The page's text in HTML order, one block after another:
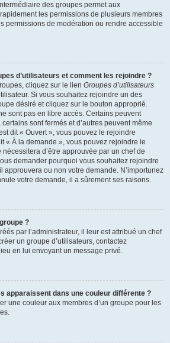
des groupes permet aux
les permissions de plusieurs membres
permissions de modération ou rendre accessible
d’utilisateurs et comment les rejoindre ?
cliquez sur le lien Groupes d’utilisateurs
Si vous souhaitez rejoindre un des
désiré et cliquez sur le bouton approprié.
sont pas en libre accès. Certains peuvent
sont fermés et d’autres peuvent même
dit « Ouvert », vous pouvez le rejoindre
« À la demande », vous pouvez rejoindre le
d’être approuvée par un chef de
demander pourquoi vous souhaitez rejoindre
approuvera ou non votre demande. N’importunez
votre demande, il a sûrement ses raisons.
?
par l’administrateur, il leur est attribué un chef
un groupe d’utilisateurs, contactez
en lui envoyant un message privé.
apparaissent dans une couleur différente ?
une couleur aux membres d’un groupe pour les